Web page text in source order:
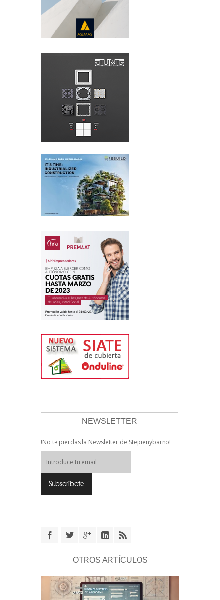
NEWSLETTER
!No te pierdas la Newsletter de Stepienybarno!
OTROS ARTÍCULOS